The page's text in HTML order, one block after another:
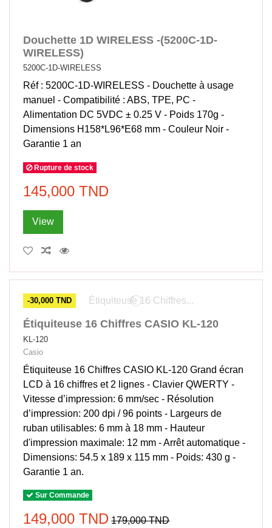
Douchette 1D WIRELESS -(5200C-1D-
WIRELESS)
5200C-1D-WIRELESS
Réf : 5200C-1D-WIRELESS - Douchette à usage
manuel - Compatibilité : ABS, TPE, PC -
Alimentation DC 5VDC ± 0.25 V - Poids 170g -
Dimensions H158*L96*E68 mm - Couleur Noir -
Garantie 1 an
Rupture de stock
145,000 TND
View
-30,000 TND
Étiquiteuse 16 Chiffres CASIO KL-120
KL-120
Casio
Étiquiteuse 16 Chiffres CASIO KL-120 Grand écran
LCD à 16 chiffres et 2 lignes - Clavier QWERTY -
Vitesse d’impression: 6 mm/sec - Résolution
d’impression: 200 dpi / 96 points - Largeurs de
ruban utilisables: 6 mm à 18 mm - Hauteur
d'impression maximale: 12 mm - Arrêt automatique -
Dimensions: 54.5 x 189 x 115 mm - Poids: 430 g -
Garantie 1 an.
Sur Commande
149,000 TND 179,000 TND